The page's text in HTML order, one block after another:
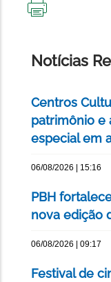
Notícias
Centros
patrimônio e
especial em
06/08/2026 | 15:16
PBH
nova edição
06/08/2026 | 09:17
Festival de